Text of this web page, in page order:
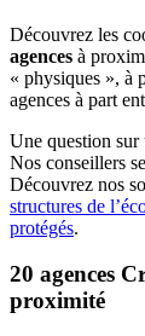
Découvrez les
agences à
« physiques », à
agences à part
Une question sur
Nos conseillers
Découvrez nos
structures de
protégés.
20 agences
proximité